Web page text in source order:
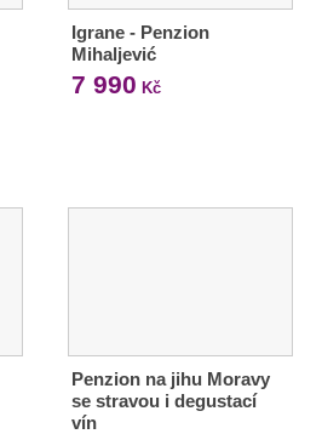
Igrane - Penzion
Mihaljević
7 990 Kč
Penzion na jihu Moravy
se stravou i degustací
vín